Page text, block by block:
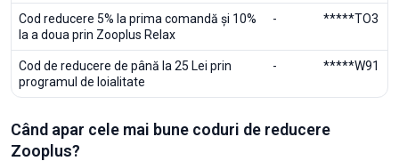
Cod reducere 5% la prima comandă și 10%
la a doua prin Zooplus Relax
- *****TO3
Cod de reducere de până la 25 Lei prin
programul de loialitate
- *****W91
Când apar cele mai bune coduri de reducere
Zooplus?